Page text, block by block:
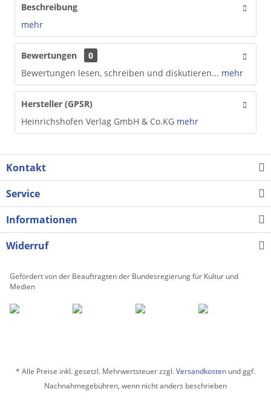
Beschreibung
mehr
Bewertungen
0
Bewertungen lesen, schreiben und diskutieren... mehr
Hersteller (GPSR)
Heinrichshofen Verlag GmbH & Co.KG mehr
Kontakt
Service
Informationen
Widerruf
Gefördert von der Beauftragten der Bundesregierung für Kultur und
Medien
* Alle Preise inkl. gesetzl. Mehrwertsteuer zzgl.Versandkosten und ggf.
Nachnahmegebühren, wenn nicht anders beschrieben